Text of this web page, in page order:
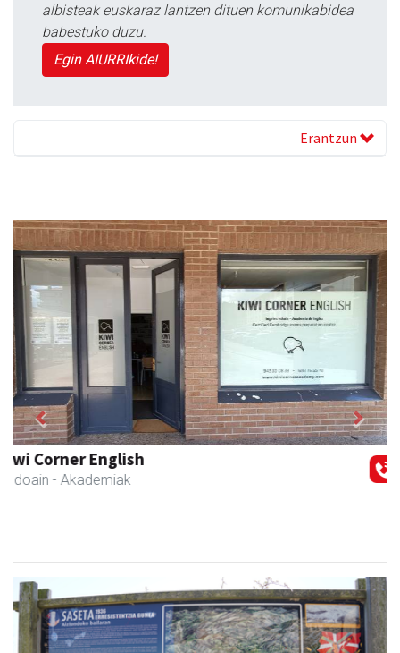
albisteak euskaraz lantzen dituen komunikabidea
babestuko duzu.
Egin AIURRIkide!
Erantzun
Guria
Urnieta - Jatetxeak
Previous Next